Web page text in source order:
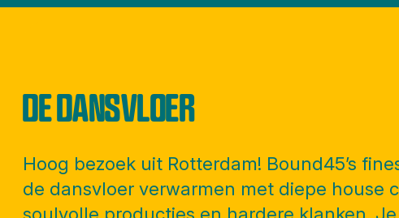
DE DANSVLOER
Hoog bezoek uit Rotterdam! Bound45’s
de dansvloer verwarmen met diepe house
soulvolle producties en hardere klanken.